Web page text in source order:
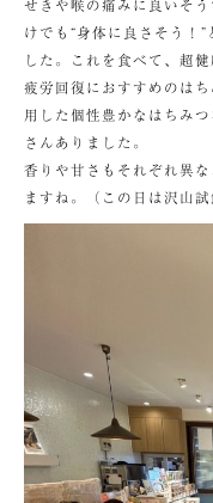
せきや喉の痛みに良いそ
けでも“身体に良さそう！
した。これを食べて、超
疲労回復におすすめのは
用した個性豊かなはちみ
さんありました。
香りや甘さもそれぞれ異
ますね。（この日は沢山